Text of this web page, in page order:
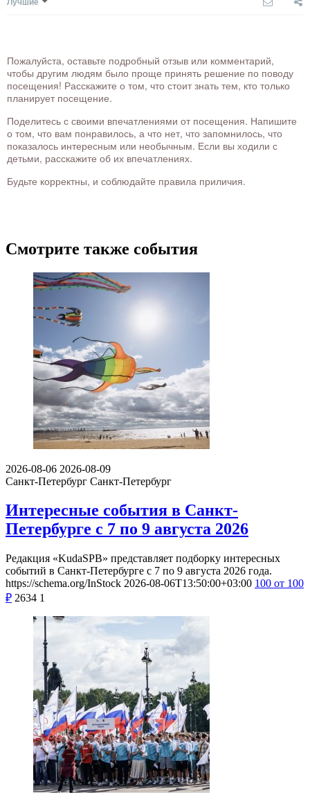
Пожалуйста, оставьте подробный отзыв или комментарий,
чтобы другим людям было проще принять решение по поводу
посещения! Расскажите о том, что стоит знать тем, кто только
планирует посещение.
Поделитесь с своими впечатлениями от посещения. Напишите
о том, что вам понравилось, а что нет, что запомнилось, что
показалось интересным или необычным. Если вы ходили с
детьми, расскажите об их впечатлениях.
Будьте корректны, и соблюдайте правила приличия.
Смотрите также события
2026-08-06 2026-08-09
Санкт-Петербург Санкт-Петербург
Интересные события в Санкт-
Петербурге с 7 по 9 августа 2026
Редакция «KudaSPB» представляет подборку интересных
событий в Санкт-Петербурге с 7 по 9 августа 2026 года.
https://schema.org/InStock 2026-08-06T13:50:00+03:00 100 от 100
₽ 2634 1